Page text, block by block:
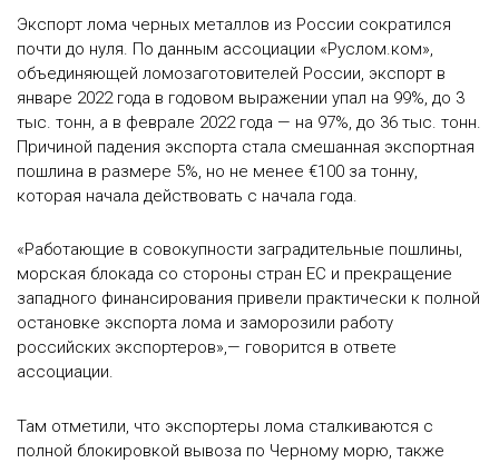
Экспорт лома черных металлов из России сократился
почти до нуля. По данным ассоциации «Руслом.ком»,
объединяющей ломозаготовителей России, экспорт в
январе 2022 года в годовом выражении упал на 99%, до 3
тыс. тонн, а в феврале 2022 года — на 97%, до 36 тыс. тонн.
Причиной падения экспорта стала смешанная экспортная
пошлина в размере 5%, но не менее €100 за тонну,
которая начала действовать с начала года.
«Работающие в совокупности заградительные пошлины,
морская блокада со стороны стран ЕС и прекращение
западного финансирования привели практически к полной
остановке экспорта лома и заморозили работу
российских экспортеров»,— говорится в ответе
ассоциации.
Там отметили, что экспортеры лома сталкиваются с
полной блокировкой вывоза по Черному морю, также